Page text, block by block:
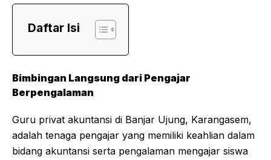
Daftar Isi
Bimbingan Langsung dari Pengajar
Berpengalaman
Guru privat akuntansi di Banjar Ujung, Karangasem,
adalah tenaga pengajar yang memiliki keahlian dalam
bidang akuntansi serta pengalaman mengajar siswa